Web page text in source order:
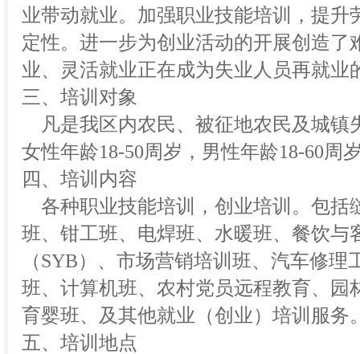
业带动就业。加强职业技能培训，提
定性。进一步为创业活动的开展创造
业、灵活就业正在成为失业人员再就业
三、培训对象
凡是我区内农民、被征地农民及城镇
女性年龄18-50周岁，男性年龄18-60周
四、培训内容
各种职业技能培训，创业培训。包括
班、钳工班、电焊班、水暖班、餐饮与
（SYB）、市场营销培训班、汽车修
班、计算机班、农村党员远程教育、
育婴班、及其他就业（创业）培训服务
五、培训地点